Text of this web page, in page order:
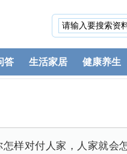
答 生活家居 健康养生
样对付人家，人家就